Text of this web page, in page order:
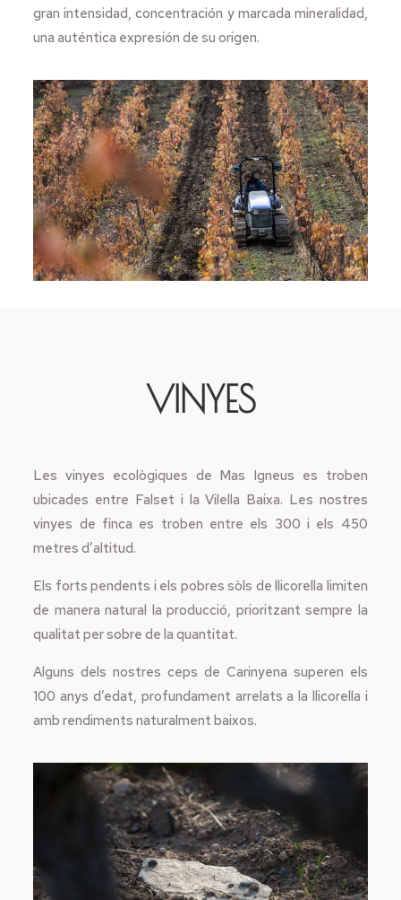
gran intensidad, concentración y marcada mineralidad,
una auténtica expresión de su origen.
VINYES
Les vinyes ecològiques de Mas Igneus es troben
ubicades entre Falset i la Vilella Baixa. Les nostres
vinyes de finca es troben entre els 300 i els 450
metres d’altitud.
Els forts pendents i els pobres sòls de llicorella limiten
de manera natural la producció, prioritzant sempre la
qualitat per sobre de la quantitat.
Alguns dels nostres ceps de Carinyena superen els
100 anys d’edat, profundament arrelats a la llicorella i
amb rendiments naturalment baixos.